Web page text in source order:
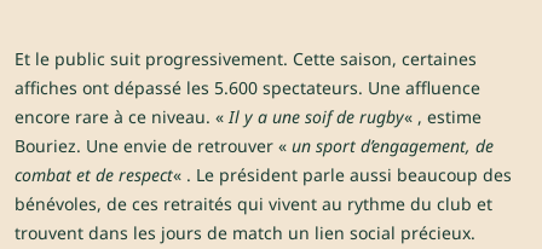
Et le public suit progressivement. Cette saison, certaines
affiches ont dépassé les 5.600 spectateurs. Une affluence
encore rare à ce niveau. «Il y a une soif de rugby« , estime
Bouriez. Une envie de retrouver « un sport d’engagement, de
combat et de respect« . Le président parle aussi beaucoup des
bénévoles, de ces retraités qui vivent au rythme du club et
trouvent dans les jours de match un lien social précieux.